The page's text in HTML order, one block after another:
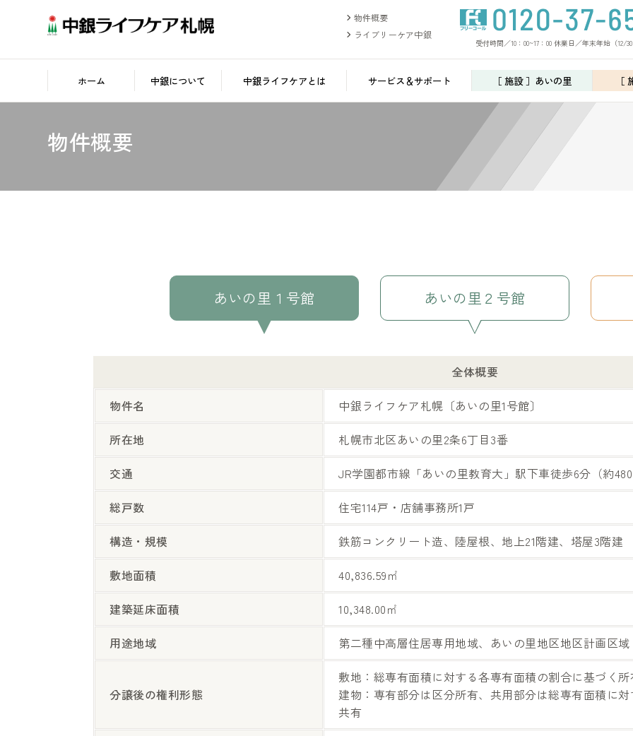
物件概要
ライブリーケア中銀
受付時間／10：00~17：00 休業日／年末年始（12/
ホーム 中銀について 中銀ライフケアとは サービス＆サポート ［ 施設 ］あいの里 ［
物件概要
あいの里 １号館 あいの里 ２号館
全体概要
物件名
中銀ライフケア札幌〔あいの里1号館〕
所在地
札幌市北区あいの里2条6丁目3番
交通
JR学園都市線「あいの里教育大」駅下車徒歩6分（約
総戸数
住宅114戸・店舗事務所1戸
構造・規模
鉄筋コンクリート造、陸屋根、地上21階建、塔屋3階建
敷地面積
40,836.59㎡
建築延床面積
10,348.00㎡
用途地域
第二種中高層住居専用地域、あいの里地区地区計画区域
分譲後の権利形態
敷地：総専有面積に対する各専有面積の割合に基づく
建物：専有部分は区分所有、共用部分は総専有面積に
共有